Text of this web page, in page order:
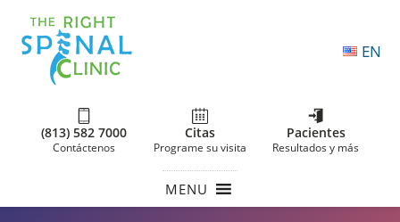
EN
(813) 582 7000
Contáctenos
Citas
Programe su visita
Pacientes
Resultados y más
MENU